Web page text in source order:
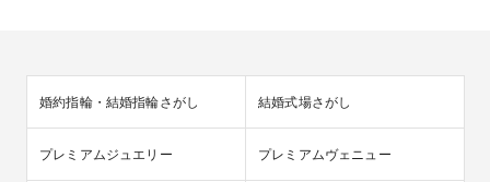
婚約指輪・結婚指輪さがし 結婚式場さがし
プレミアムジュエリー プレミアムヴェニュー